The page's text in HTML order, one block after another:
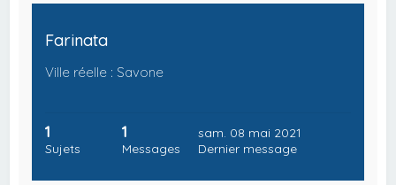
Farinata
Ville réelle : Savone
1
Sujets
1
Messages
sam. 08 mai 2021
Dernier message